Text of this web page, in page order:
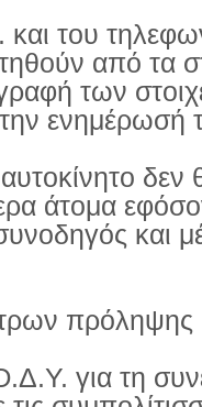
του
από τα
των
την ενημέρωσή
δεν
άτομα
και
πρόληψης
για τη